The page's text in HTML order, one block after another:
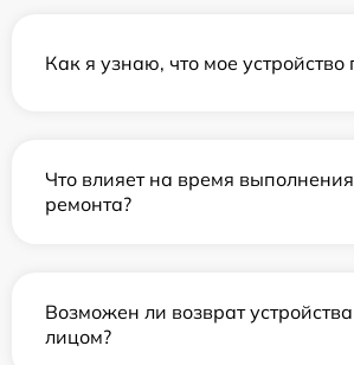
Как я узнаю, что мое устройство
Что влияет на время выполнения
ремонта?
Возможен ли возврат
лицом?